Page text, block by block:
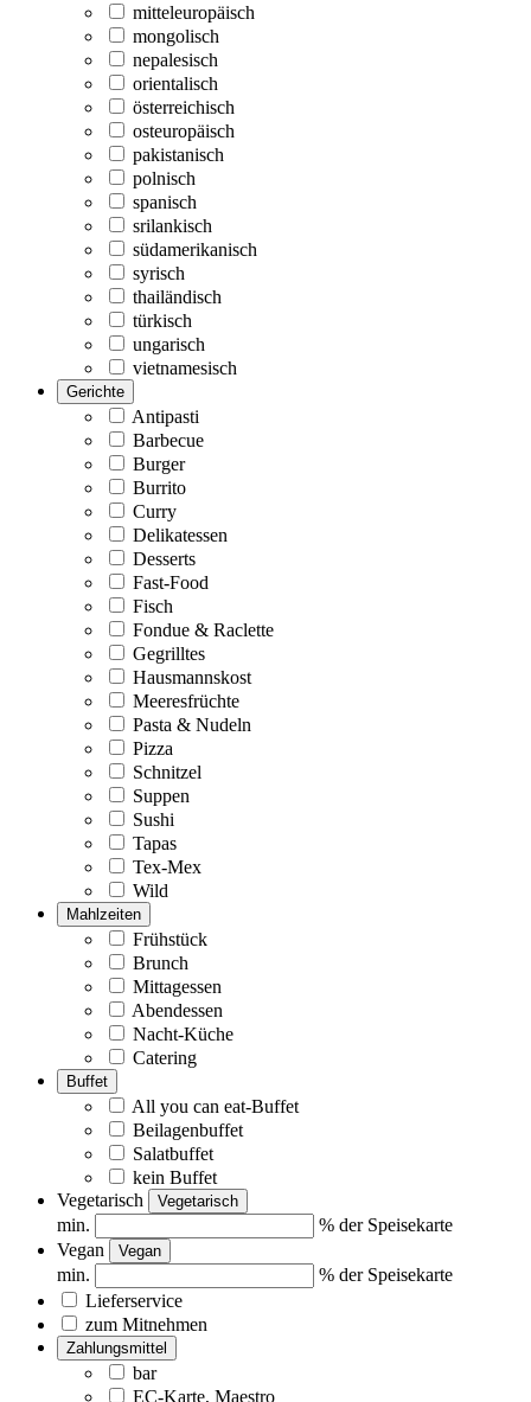
mitteleuropäisch
mongolisch
nepalesisch
orientalisch
österreichisch
osteuropäisch
pakistanisch
polnisch
spanisch
srilankisch
südamerikanisch
syrisch
thailändisch
türkisch
ungarisch
vietnamesisch
Gerichte
Antipasti
Barbecue
Burger
Burrito
Curry
Delikatessen
Desserts
Fast-Food
Fisch
Fondue & Raclette
Gegrilltes
Hausmannskost
Meeresfrüchte
Pasta & Nudeln
Pizza
Schnitzel
Suppen
Sushi
Tapas
Tex-Mex
Wild
Mahlzeiten
Frühstück
Brunch
Mittagessen
Abendessen
Nacht-Küche
Catering
Buffet
All you can eat-Buffet
Beilagenbuffet
Salatbuffet
kein Buffet
Vegetarisch
Vegetarisch
min.
% der Speisekarte
Vegan
Vegan
min.
% der Speisekarte
Lieferservice
zum Mitnehmen
Zahlungsmittel
bar
EC-Karte, Maestro